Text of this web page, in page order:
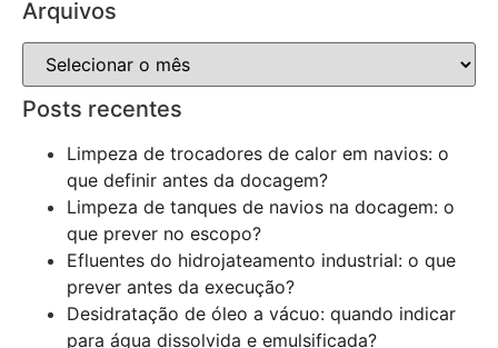
Arquivos
Posts recentes
Limpeza de trocadores de calor em navios: o
que definir antes da docagem?
Limpeza de tanques de navios na docagem: o
que prever no escopo?
Efluentes do hidrojateamento industrial: o que
prever antes da execução?
Desidratação de óleo a vácuo: quando indicar
para água dissolvida e emulsificada?